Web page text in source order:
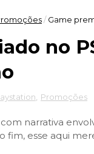
/ Game
no
Promoções
narrativa
fim, esse aqui